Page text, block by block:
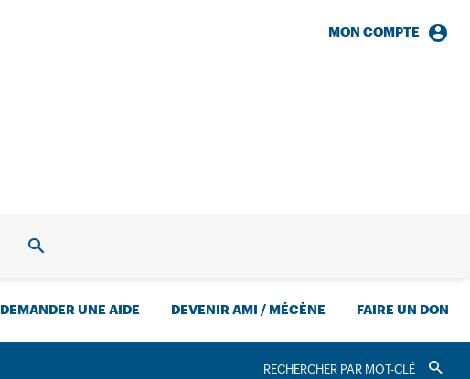
MON COMPTE
RECHERCHE
DEMANDER UNE AIDE DEVENIR AMI / MÉCÈNE FAIRE UN DON
Valider